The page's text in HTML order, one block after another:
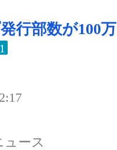
行部数が100万
ース